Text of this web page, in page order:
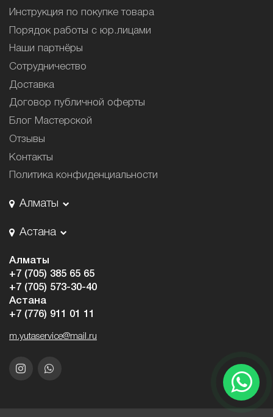
Инструкция по покупке товара
Порядок работы с юр.лицами
Наши партнёры
Сотрудничество
Доставка
Договор публичной оферты
Блог Мастерской
Отзывы
Контакты
Политика конфиденциальности
Алматы
Астана
Алматы
+7 (705) 385 65 65
+7 (705) 573-30-40
Астана
+7 (776) 911 01 11
m.yutaservice@mail.ru